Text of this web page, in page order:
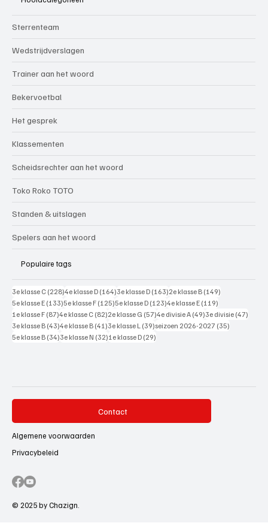
Sterrenteam
Wedstrijdverslagen
Trainer aan het woord
Bekervoetbal
Het gesprek
Klassementen
Scheidsrechter aan het woord
Toko Roko TOTO
Standen & uitslagen
Spelers aan het woord
Populaire tags
3e klasse C (228)228 posts
4e klasse D (164)164 posts
3e klasse D (163)163 posts
2e klasse B (149)
5e klasse E (133)133 posts
5e klasse F (125)125 posts
5e klasse D (123)123 posts
4e klasse E (119)
1e klasse F (87)87 posts
4e klasse C (82)82 posts
2e klasse G (57)57 posts
4e divisie A (49)49 posts
3e divisie (47)
3e klasse B (43)43 posts
4e klasse B (41)41 posts
3e klasse L (39)39 posts
seizoen 2026-2027 (35)
5e klasse B (34)34 posts
3e klasse N (32)32 posts
1e klasse D (29)
Contact
Algemene voorwaarden
Privacybeleid
© 2025 by Chazign.